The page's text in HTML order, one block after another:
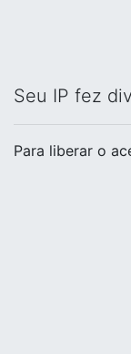
Seu IP fez
Para liberar o